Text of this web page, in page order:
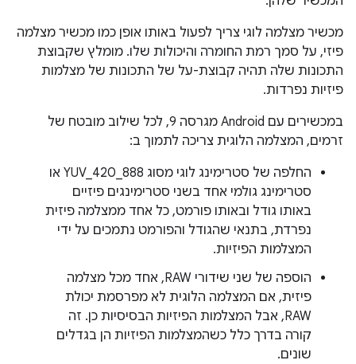
מכשיר מצלמה לוגי צריך לפעול באותו אופן כמו מכשיר מצלמה
פיזי, על סמך רמת החומרה והיכולות שלו. מומלץ שקבוצת
התכונות שלה תהיה קבוצת-על של התכונות של מצלמות
פיזיות נפרדות.
במכשירים עם Android מגרסה 9, לכל שילוב מובטח של
זרמים, המצלמה הלוגית צריכה לתמוך ב:
החלפה של סטרימינג לוגי מסוג YUV_420_888 או
סטרימינג גולמי אחד בשני סטרימינגים פיזיים
באותו גודל ובאותו פורמט, כל אחד ממצלמה פיזית
נפרדת, בתנאי שהגודל והפורמט נתמכים על ידי
המצלמות הפיזיות.
הוספה של שני שידורי RAW, אחד מכל מצלמה
פיזית, אם המצלמה הלוגית לא מפרסמת יכולת
RAW, אבל המצלמות הפיזיות הבסיסיות כן. זה
קורה בדרך כלל כשהמצלמות הפיזיות הן בגדלים
שונים.